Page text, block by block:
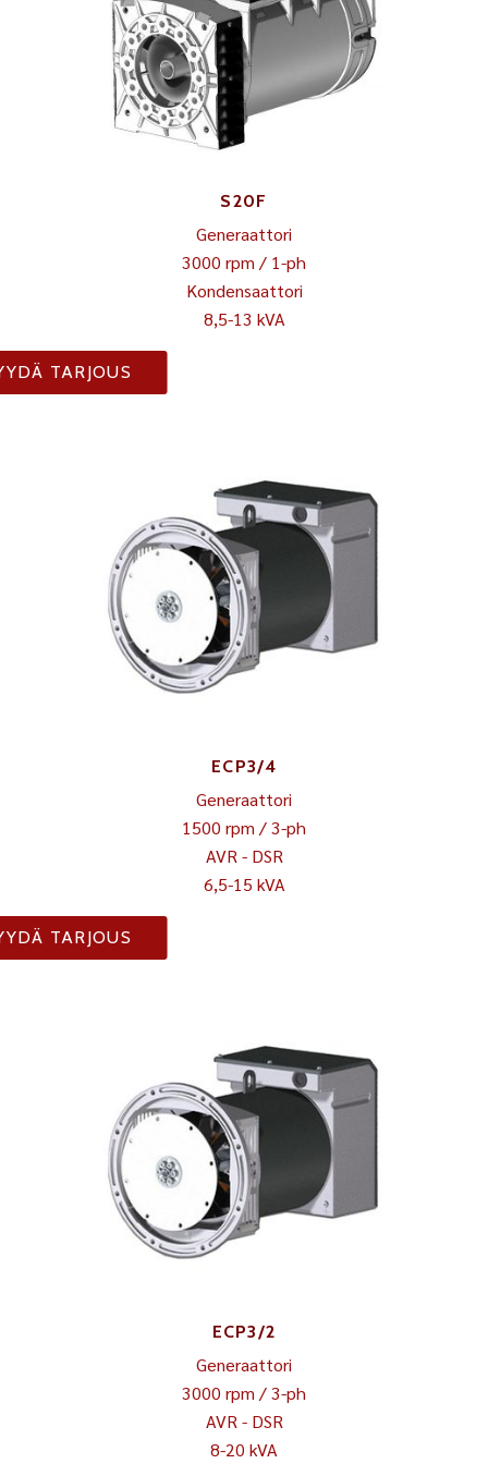
S20F
Generaattori
3000 rpm / 1-ph
Kondensaattori
8,5-13 kVA
TARJOUS
ECP3/4
Generaattori
1500 rpm / 3-ph
AVR - DSR
6,5-15 kVA
TARJOUS
ECP3/2
Generaattori
3000 rpm / 3-ph
AVR - DSR
8-20 kVA